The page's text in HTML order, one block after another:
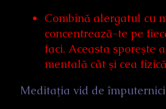
Combină alergatul cu
concentrează-te pe
faci. Aceasta sporeşte
mentală cât şi cea
Meditaţia vid de